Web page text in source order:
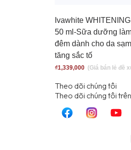
Ivawhite
50 ml-Sữa dưỡng
đêm dành cho da
tăng sắc tố
₫1,339,000
Theo dõi chúng tôi
Theo dõi chúng tôi